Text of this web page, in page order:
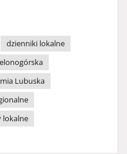
dzienniki lokalne
Lubuska
lokalne